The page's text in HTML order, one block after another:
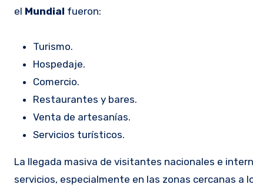
el Mundial fueron:
Turismo.
Hospedaje.
Comercio.
Restaurantes y bares.
Venta de artesanías.
Servicios turísticos.
La llegada masiva de visitantes nacionales e
servicios, especialmente en las zonas cercanas a